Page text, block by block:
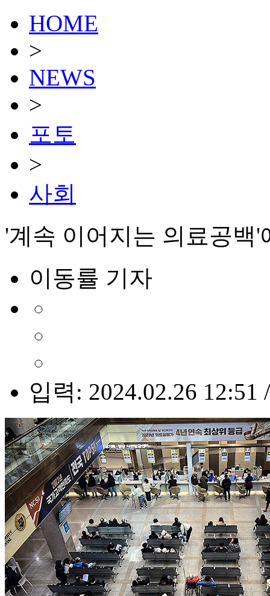
HOME
>
NEWS
>
포토
>
사회
'계속 이어지는 의료공백
이동률 기자
입력: 2024.02.26 12:51